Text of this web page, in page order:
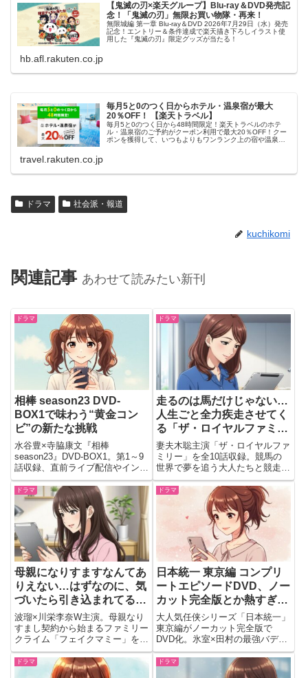
【鬼滅の刃×楽天グループ】Blu-ray＆DVD発売記
念！「鬼滅の刃」無限お買い物隊・再来！
無限城編 第一章 Blu-ray＆DVD 2026年7月29日（水）発売
記念！エントリー＆条件達成で楽天描き下ろしイラスト使
用した『鬼滅の刃』限定グッズが当たる！
hb.afl.rakuten.co.jp
毎月5と0のつく日からホテル・温泉宿が最大
20％OFF！ 【楽天トラベル】
毎月5と0のつく日から48時間限定！楽天トラベルのホテ
ル・温泉宿のご予約がクーポン利用で最大20％OFF！クー
ポンを獲得して、いつもよりもワンランク上の宿や温泉宿
travel.rakuten.co.jp
ドラマ 社会派・報道
kuchikomi
関連記事 あわせて読みたい新刊
ドラマ
相棒 season23 DVD-
BOX1で味わう“黄金コン
ビ”の新たな挑戦
水谷豊×寺脇康文『相棒
season23』DVD-BOX1。第1～9
話収録、直前ライブ配信やインタ
ビューなど特典付き。発売日
2025/10/15、予約リンク掲載。
ドラマ
走るのは馬だけじゃない…
人生ごと全力疾走させてく
る「ザ・ロイヤルファミリ
ー」
妻夫木聡主演「ザ・ロイヤルファ
ミリー」を全10話収録。競馬の
世界で夢を追う大人たちと競走馬
の20年の奇跡を描いた感動大
作。
ドラマ
母親になりすますなんてあ
りえない…はずなのに、気
づいたら引き込まれてる
「フェイクマミー」
波瑠×川栄李奈W主演。母親なり
すまし契約から始まるファミリー
クライム「フェイクマミー」を全
10話収録。
ドラマ
日本統一 東京編 コンプリ
ートエピソードDVD、ノー
カット完全版とか熱すぎて
震えるんだけど！
大人気任侠シリーズ「日本統一」
東京編がノーカット完全版で
DVD化。氷室×田村の最強バデ
ィ、セル限定メイキング収録。シ
リーズの魅力やストーリー、発売
日情報を詳しく解説。
ドラマ ドラマ